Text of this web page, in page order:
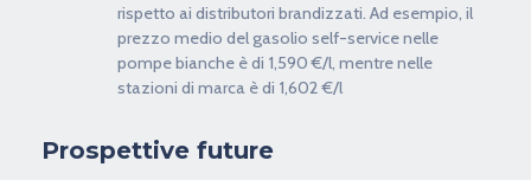
rispetto ai distributori brandizzati. Ad esempio, il
prezzo medio del gasolio self-service nelle
pompe bianche è di 1,590 €/l, mentre nelle
stazioni di marca è di 1,602 €/l
Prospettive future